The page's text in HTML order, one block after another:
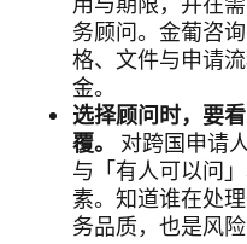
务顾问。金葡咨
格、文件与申请
金。
选择顾问时，要
覆。
对跨国申请
与「有人可以问
素。知道谁在处
务品质，也是风